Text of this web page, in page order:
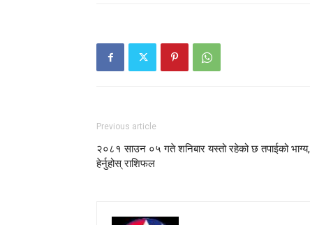
Previous article
२०८१ साउन ०५ गते शनिबार यस्तो रहेको छ तपाईको भाग्य,
हेर्नुहोस् राशिफल